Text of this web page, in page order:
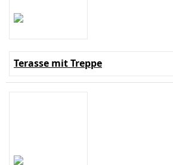
Terasse mit Treppe